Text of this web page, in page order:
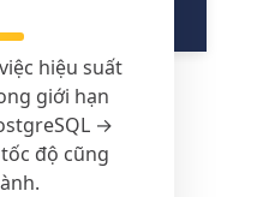
hiệu suất
giới hạn
→
độ cũng